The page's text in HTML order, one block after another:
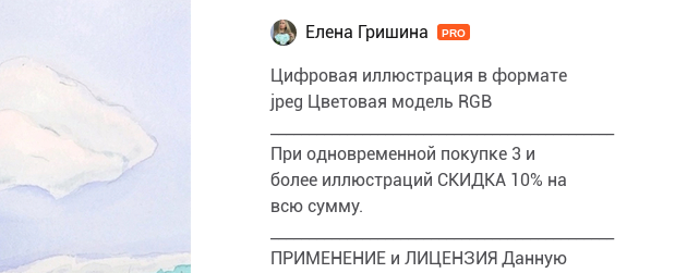
Елена Гришина PRO
Цифровая иллюстрация в формате
jpeg Цветовая модель RGB
При одновременной покупке 3 и
более иллюстраций СКИДКА 10% на
всю сумму.
ПРИМЕНЕНИЕ и ЛИЦЕНЗИЯ Данную